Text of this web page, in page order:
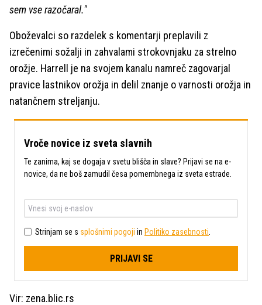
sem vse razočaral."
Oboževalci so razdelek s komentarji preplavili z
izrečenimi sožalji in zahvalami strokovnjaku za strelno
orožje. Harrell je na svojem kanalu namreč zagovarjal
pravice lastnikov orožja in delil znanje o varnosti orožja in
natančnem streljanju.
Vroče novice iz sveta slavnih
Te zanima, kaj se dogaja v svetu blišča in slave? Prijavi se na e-
novice, da ne boš zamudil česa pomembnega iz sveta estrade.
Strinjam se s splošnimi pogoji in Politiko zasebnosti
PRIJAVI SE
Vir: zena.blic.rs